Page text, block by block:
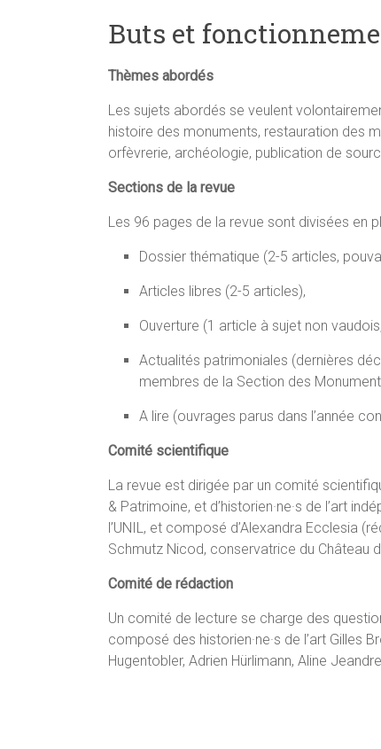
Buts et
Thèmes abordés
Les sujets abordés se veulent
histoire des monuments, restauration des
orfèvrerie, archéologie, publication de
Sections de la revue
Les 96 pages de la revue sont divisées en
Dossier thématique (2-5 articles,
Articles libres (2-5 articles),
Ouverture (1 article à sujet non
Actualités patrimoniales (dernières
membres de la Section des
A lire (ouvrages parus dans l’année
Comité scientifique
La revue est dirigée par un comité
& Patrimoine, et d’historien·ne·s de l’art
l’UNIL, et composé d’Alexandra Ecclesia
Schmutz Nicod, conservatrice du Château
Comité de rédaction
Un comité de lecture se charge des
composé des historien·ne·s de l’art Gilles
Hugentobler, Adrien Hürlimann, Aline